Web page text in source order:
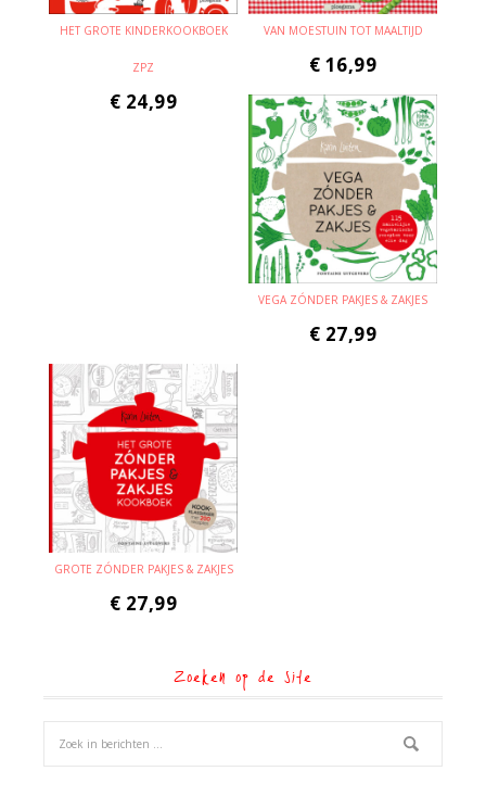
HET GROTE KINDERKOOKBOEK
ZPZ
€ 24,99
VAN MOESTUIN TOT MAALTIJD
€ 16,99
VEGA ZÓNDER PAKJES & ZAKJES
€ 27,99
GROTE ZÓNDER PAKJES & ZAKJES
€ 27,99
Zoeken op de site